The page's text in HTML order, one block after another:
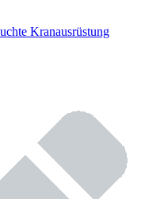
Kranausrüstung